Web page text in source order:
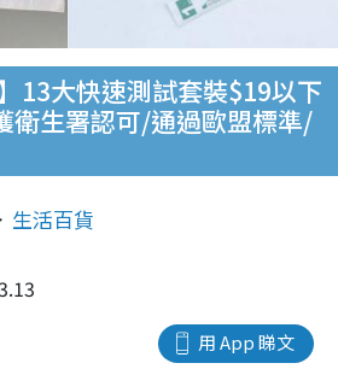
13大快速測試套裝$19以下
衛生署認可/通過歐盟標準/
生活百貨
用 App 睇文